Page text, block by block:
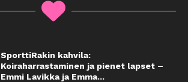
SporttiRakin kahvila:
Koiraharrastaminen ja pienet lapset –
Emmi Lavikka ja Emma...